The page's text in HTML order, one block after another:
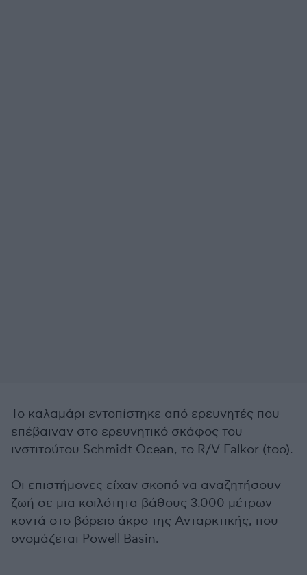
Το καλαμάρι εντοπίστηκε από ερευνητές που
επέβαιναν στο ερευνητικό σκάφος του
ινστιτούτου Schmidt Ocean, το R/V Falkor (too).
Οι επιστήμονες είχαν σκοπό να αναζητήσουν
ζωή σε μια κοιλότητα βάθους 3.000 μέτρων
κοντά στο βόρειο άκρο της Ανταρκτικής, που
ονομάζεται Powell Basin.